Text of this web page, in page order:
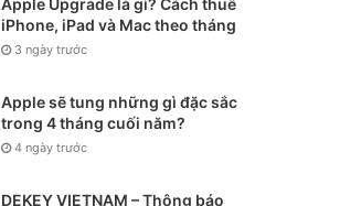
Apple Upgrade là gì? Cách thuê
iPhone, iPad và Mac theo tháng
3 ngày trước
Apple sẽ tung những gì đặc sắc
trong 4 tháng cuối năm?
4 ngày trước
DEKEY VIETNAM – Thông báo